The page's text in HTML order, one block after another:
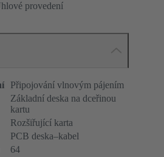
provedení
Připojování vlnovým pájením
Základní deska na dceřinou
kartu
Rozšiřující karta
PCB deska–kabel
64